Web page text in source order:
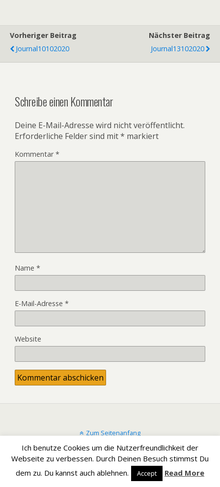
Vorheriger Beitrag
Journal10102020
Nächster Beitrag
Journal13102020
Schreibe einen Kommentar
Deine E-Mail-Adresse wird nicht veröffentlicht.
Erforderliche Felder sind mit* markiert
Kommentar*
Name *
E-Mail-Adresse *
Website
Zum Seitenanfang
Mobil Desktop
Ich benutze Cookies um die Nutzerfreundlichkeit der
Webseite zu verbessen. Durch Deinen Besuch stimmst Du
dem zu. Du kannst auch ablehnen.
Accept Read More